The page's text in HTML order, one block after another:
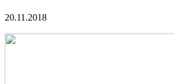
20.11.2018